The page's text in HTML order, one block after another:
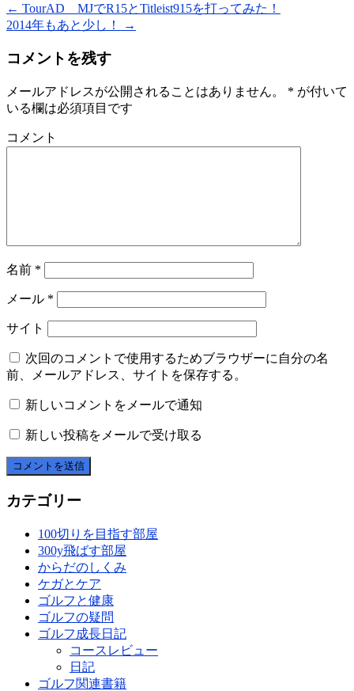
← TourAD MJでR15とTitleist915を打ってみた！
2014年もあと少し！
→
コメントを残す
メールアドレスが公開されることはありません。 * が付いて
いる欄は必須項目です
コメント
名前 *
メール *
サイト
次回のコメントで使用するためブラウザーに自分の名
前、メールアドレス、サイトを保存する。
新しいコメントをメールで通知
新しい投稿をメールで受け取る
カテゴリー
100切りを目指す部屋
300y飛ばす部屋
からだのしくみ
ケガとケア
ゴルフと健康
ゴルフの疑問
ゴルフ成長日記
コースレビュー
日記
ゴルフ関連書籍